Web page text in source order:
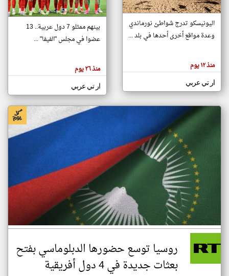
تغيير الدولة
اخبار جزر القمر على مدار الساعة
أهم اخبار جزر القمر العاجلة والمباشرة
هنا عن
وجهة
كاتبيها.
اليونيسكو تدرج شواطئ نورماندي
وعدة مواقع أخرى أحدها في بلد ...
منذ ١٢ يوم
ار تي عربي
بينهم ممثلو 7 دول عربية.. 13
عضوا في مجلس "الفيفا" ...
منذ ٢٦ يوم
ار تي عربي
روسيا توسع حضورها الدبلوماسي بفتح
بعثات جديدة في 4 دول أفريقية
klyoum.com